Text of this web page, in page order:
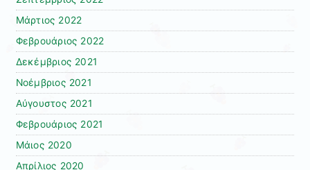
Μάρτιος 2022
Φεβρουάριος 2022
Δεκέμβριος 2021
Νοέμβριος 2021
Αύγουστος 2021
Φεβρουάριος 2021
Μάιος 2020
Απρίλιος 2020